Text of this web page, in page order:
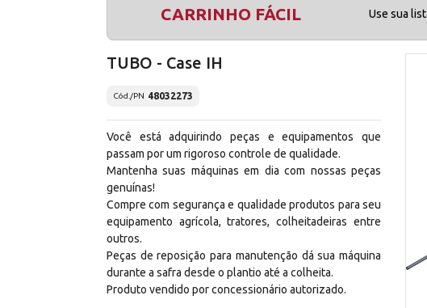
CARRINHO FÁCIL Use sua
TUBO - Case IH
Cód./PN 48032273
Você está adquirindo peças e equipamentos que
passam por um rigoroso controle de qualidade.
Mantenha suas máquinas em dia com nossas peças
genuínas!
Compre com segurança e qualidade produtos para seu
equipamento agrícola, tratores, colheitadeiras entre
outros.
Peças de reposição para manutenção dá sua máquina
durante a safra desde o plantio até a colheita.
Produto vendido por concessionário autorizado.